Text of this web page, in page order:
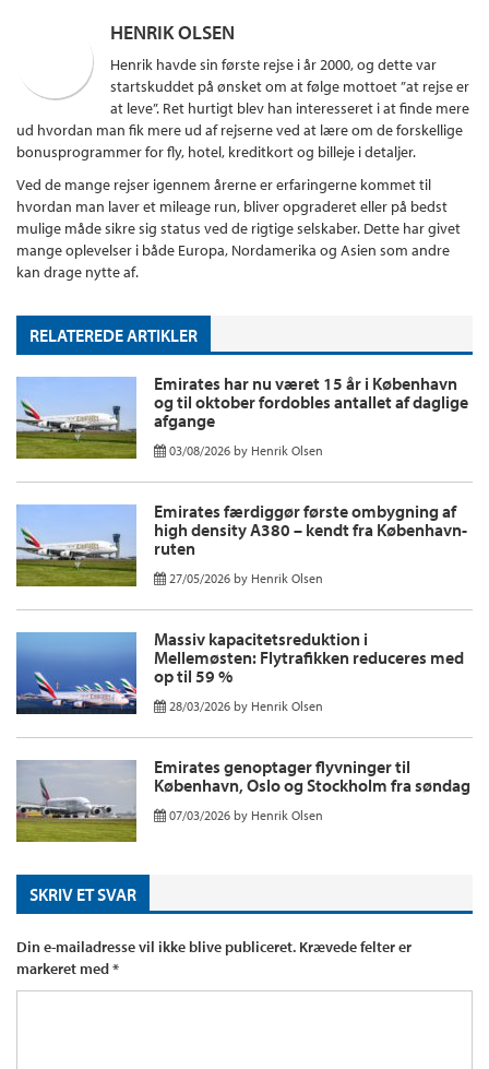
HENRIK OLSEN
Henrik havde sin første rejse i år 2000, og dette var
startskuddet på ønsket om at følge mottoet ”at rejse er
at leve”. Ret hurtigt blev han interesseret i at finde mere
ud hvordan man fik mere ud af rejserne ved at lære om de forskellige
bonusprogrammer for fly, hotel, kreditkort og billeje i detaljer.
Ved de mange rejser igennem årerne er erfaringerne kommet til
hvordan man laver et mileage run, bliver opgraderet eller på bedst
mulige måde sikre sig status ved de rigtige selskaber. Dette har givet
mange oplevelser i både Europa, Nordamerika og Asien som andre
kan drage nytte af.
RELATEREDE ARTIKLER
Emirates har nu været 15 år i København
og til oktober fordobles antallet af daglige
afgange
03/08/2026 by Henrik Olsen
Emirates færdiggør første ombygning af
high density A380 – kendt fra København-
ruten
27/05/2026 by Henrik Olsen
Massiv kapacitetsreduktion i
Mellemøsten: Flytrafikken reduceres med
op til 59 %
28/03/2026 by Henrik Olsen
Emirates genoptager flyvninger til
København, Oslo og Stockholm fra søndag
07/03/2026 by Henrik Olsen
SKRIV ET SVAR
Din e-mailadresse vil ikke blive publiceret. Krævede felter er
markeret med*